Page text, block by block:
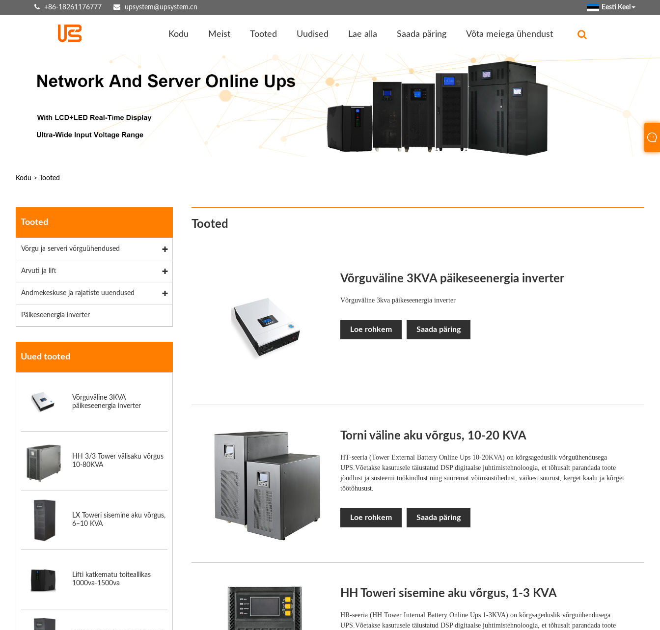
+86-18261176777 upsystem@upsystem.cn Eesti Keel
Kodu Meist Tooted Uudised Lae alla Saada päring Võta meiega ühendust
Kodu > Tooted
Tooted
Võrgu ja serveri võrguühendused
Arvuti ja lift
Andmekeskuse ja rajatiste uuendused
Päikeseenergia inverter
Uued tooted
Võrguväline 3KVA
päikeseenergia inverter
HH 3/3 Tower välisaku võrgus
10-80KVA
LX Toweri sisemine aku võrgus,
6–10 KVA
Lifti katkematu toiteallikas
1000va-1500va
Tooted
Võrguväline 3KVA päikeseenergia inverter
Võrguväline 3kva päikeseenergia inverter
Loe rohkem Saada päring
Torni väline aku võrgus, 10-20 KVA
HT-seeria (Tower External Battery Online Ups 10-20KVA) on kõrgsageduslik võrguühendusega
UPS.Võetakse kasutusele täiustatud DSP digitaalse juhtimistehnoloogia, et tõhusalt parandada toote
jõudlust ja süsteemi töökindlust ning suuremat võimsustihedust, väikest suurust, kerget kaalu ja kõrget
töötõhusust.
Loe rohkem Saada päring
HH Toweri sisemine aku võrgus, 1-3 KVA
HR-seeria (HH Tower Internal Battery Online Ups 1-3KVA) on kõrgsageduslik võrguühendusega
UPS.Võetakse kasutusele täiustatud DSP digitaalse juhtimistehnoloogia, et tõhusalt parandada toote